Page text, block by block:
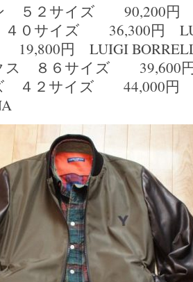
５２サイズ 90,200円
０サイズ 36,300円
円 LUIGI
ス ８６サイズ 39,600
４２サイズ 44,000円